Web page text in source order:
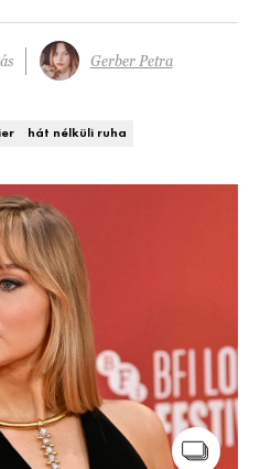
Gerber Petra
hát nélküli ruha